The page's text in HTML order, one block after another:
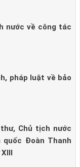
nước về công tác
pháp luật về bảo
Chủ tịch nước
Đoàn Thanh